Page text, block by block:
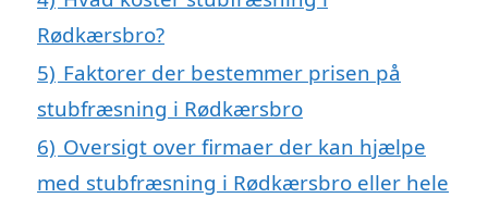
Rødkærsbro?
5) Faktorer der bestemmer prisen på
stubfræsning i Rødkærsbro
6) Oversigt over firmaer der kan hjælpe
med stubfræsning i Rødkærsbro eller hele